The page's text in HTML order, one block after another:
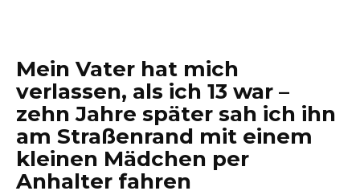
Mein Vater hat mich
verlassen, als ich 13 war –
zehn Jahre später sah ich ihn
am Straßenrand mit einem
kleinen Mädchen per
Anhalter fahren